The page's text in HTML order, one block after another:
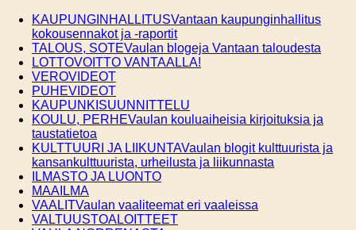
Skip
content
KAUPUNGINHALLITUSVantaan kaupunginhallitus
kokousennakot ja -raportit
TALOUS, SOTEVaulan blogeja Vantaan taloudesta
LOTTOVOITTO VANTAALLA!
VEROVIDEOT
PUHEVIDEOT
KAUPUNKISUUNNITTELU
KOULU, PERHEVaulan kouluaiheisia kirjoituksia ja
taustatietoa
KULTTUURI JA LIIKUNTAVaulan blogit kulttuurista ja
kansankulttuurista, urheilusta ja liikunnasta
ILMASTO JA LUONTO
MAAILMA
VAALITVaulan vaaliteemat eri vaaleissa
VALTUUSTOALOITTEET